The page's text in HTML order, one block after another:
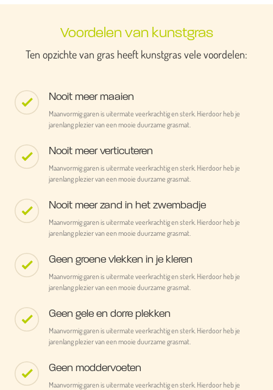
Voordelen van kunstgras
Ten opzichte van gras heeft kunstgras vele voordelen:
Nooit meer maaien
Maanvormig garen is uitermate veerkrachtig en sterk. Hierdoor heb je
jarenlang plezier van een mooie duurzame grasmat.
Nooit meer verticuteren
Maanvormig garen is uitermate veerkrachtig en sterk. Hierdoor heb je
jarenlang plezier van een mooie duurzame grasmat.
Nooit meer zand in het zwembadje
Maanvormig garen is uitermate veerkrachtig en sterk. Hierdoor heb je
jarenlang plezier van een mooie duurzame grasmat.
Geen groene vlekken in je kleren
Maanvormig garen is uitermate veerkrachtig en sterk. Hierdoor heb je
jarenlang plezier van een mooie duurzame grasmat.
Geen gele en dorre plekken
Maanvormig garen is uitermate veerkrachtig en sterk. Hierdoor heb je
jarenlang plezier van een mooie duurzame grasmat.
Geen moddervoeten
Maanvormig garen is uitermate veerkrachtig en sterk. Hierdoor heb je